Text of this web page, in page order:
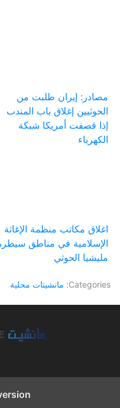
مصادر: إيران طلبت من
الحوثيين إغلاق باب المندب
إذا قصفت أمريكا شبكة
الكهرباء
اغلاق مكاتب منظمة الإغاثة
الإسلامية في مناطق
مليشيا الحوثي
Categories: مانشيتات محلية